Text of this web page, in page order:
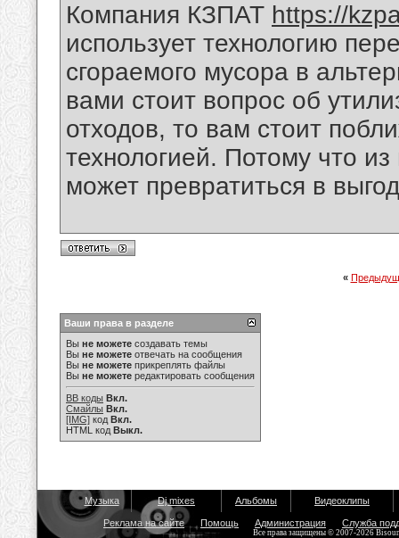
Компания КЗПАТ https://
использует технологию
сгораемого мусора в
вами стоит вопрос об
отходов, то вам стоит
технологией. Потому что
может превратиться в
«
Ваши права в разделе
Вы не можете создавать темы
Вы не можете отвечать на сообщения
Вы не можете прикреплять файлы
Вы не можете редактировать сообщения
BB коды Вкл.
Смайлы Вкл.
[IMG] код Вкл.
HTML код Выкл.
Музыка Dj mixes Альбомы Видеоклипы
Реклама на сайте Помощь Администрация Служба
Все права защищены © 2007-2026